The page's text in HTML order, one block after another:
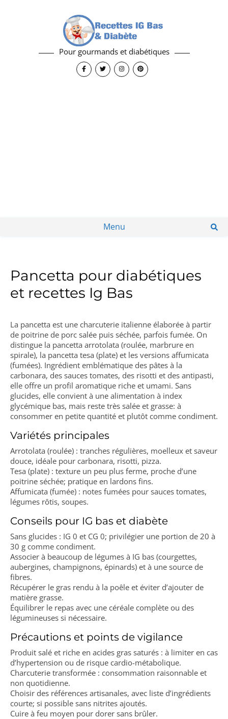
Pour gourmands et diabétiques
Menu
Pancetta pour diabétiques
et recettes Ig Bas
La pancetta est une charcuterie italienne élaborée à partir
de poitrine de porc salée puis séchée, parfois fumée. On
distingue la pancetta arrotolata (roulée, marbrure en
spirale), la pancetta tesa (plate) et les versions affumicata
(fumées). Ingrédient emblématique des pâtes à la
carbonara, des sauces tomates, des risotti et des antipasti,
elle offre un profil aromatique riche et umami. Sans
glucides, elle convient à une alimentation à index
glycémique bas, mais reste très salée et grasse: à
consommer en petite quantité et plutôt comme condiment.
Variétés principales
Arrotolata (roulée) : tranches régulières, moelleux et saveur
douce, idéale pour carbonara, risotti, pizza.
Tesa (plate) : texture un peu plus ferme, proche d’une
poitrine séchée; pratique en lardons fins.
Affumicata (fumée) : notes fumées pour sauces tomates,
légumes rôtis, soupes.
Conseils pour IG bas et diabète
Sans glucides : IG 0 et CG 0; privilégier une portion de 20 à
30 g comme condiment.
Associer à beaucoup de légumes à IG bas (courgettes,
aubergines, champignons, épinards) et à une source de
fibres.
Récupérer le gras rendu à la poêle et éviter d’ajouter de
matière grasse.
Équilibrer le repas avec une céréale complète ou des
légumineuses si nécessaire.
Précautions et points de vigilance
Produit salé et riche en acides gras saturés : à limiter en cas
d’hypertension ou de risque cardio-métabolique.
Charcuterie transformée : consommation raisonnable et
non quotidienne.
Choisir des références artisanales, avec liste d’ingrédients
courte; si possible sans nitrites ajoutés.
Cuire à feu moyen pour dorer sans brûler.